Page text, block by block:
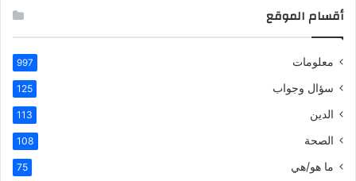
أقسام الموقع
معلومات 997
سؤال وجواب 125
الدين 113
الصحة 108
ما هو/هي 75